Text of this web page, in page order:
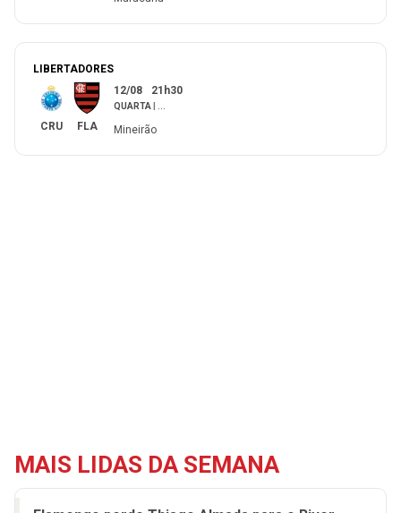
LIBERTADORES
CRU FLA
12/08 21h30
QUARTA
Mineirão
MAIS LIDAS DA SEMANA